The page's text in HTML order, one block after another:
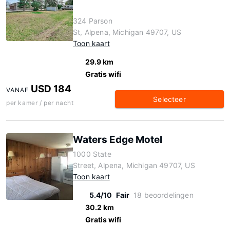
324 Parson
St, Alpena, Michigan 49707, US
Toon kaart
29.9 km
Gratis wifi
VANAF USD 184
per kamer / per nacht Selecteer
Waters Edge Motel
1000 State
Street, Alpena, Michigan 49707, US
Toon kaart
5.4/10 Fair 18 beoordelingen
30.2 km
Gratis wifi